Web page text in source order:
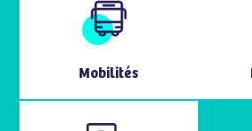
Mobilités